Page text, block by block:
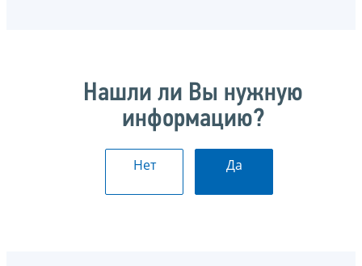
Нашли ли Вы нужную
информацию?
Нет Да